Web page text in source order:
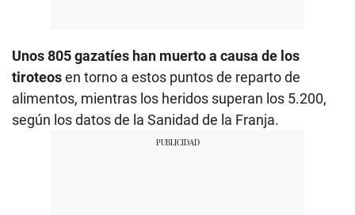
Unos 805 gazatíes han muerto a causa de los
tiroteosen torno a estos puntos de reparto de
alimentos, mientras los heridos superan los 5.200,
según los datos de la Sanidad de la Franja.